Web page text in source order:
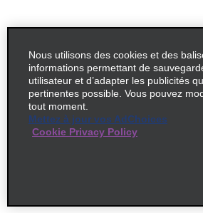
Nous utilisons des cookies et des
informations permettant de
utilisateur et d’adapter les publicités
pertinentes possible. Vous pouvez
tout moment.
Mettez à jour vos AdChoices
Cookie Privacy Policy